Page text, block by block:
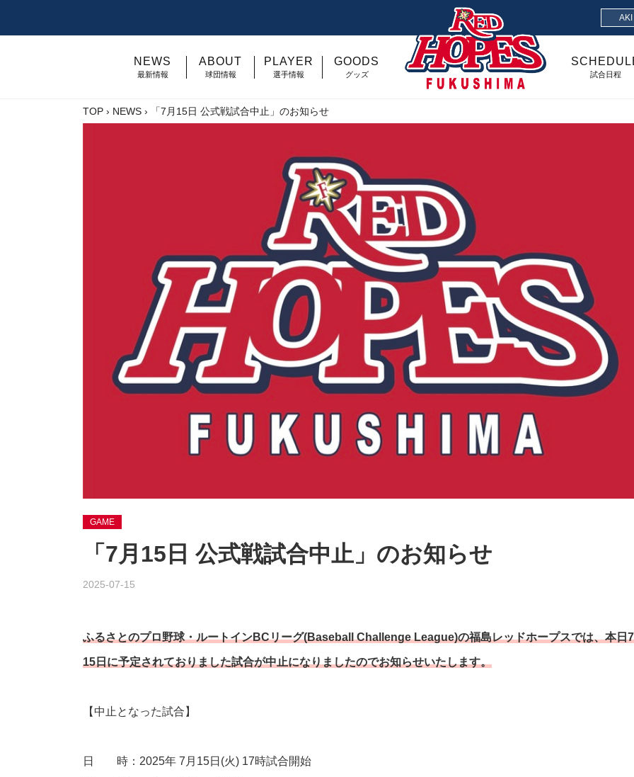
NEWS
最新情報
ABOUT
球団情報
PLAYER
選手情報
GOODS
グッズ 試合日程
TOP › NEWS › 「7月15日 公式戦試合中止」のお知らせ
GAME
「7月15日 公式戦試合中止」のお知らせ
2025-07-15
ふるさとのプロ野球・ルートインBCリーグ(Baseball Challenge League)の福島レッドホープスでは、本日
15日に予定されておりました試合が中止になりましたのでお知らせいたします。
【中止となった試合】
日 時：2025年 7月15日(火) 17時試合開始